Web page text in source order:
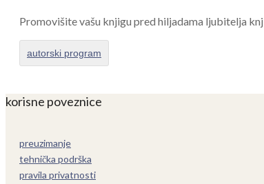
Promovišite vašu knjigu pred hiljadama ljubitelja
autorski program
korisne poveznice
preuzimanje
tehnička podrška
pravila privatnosti